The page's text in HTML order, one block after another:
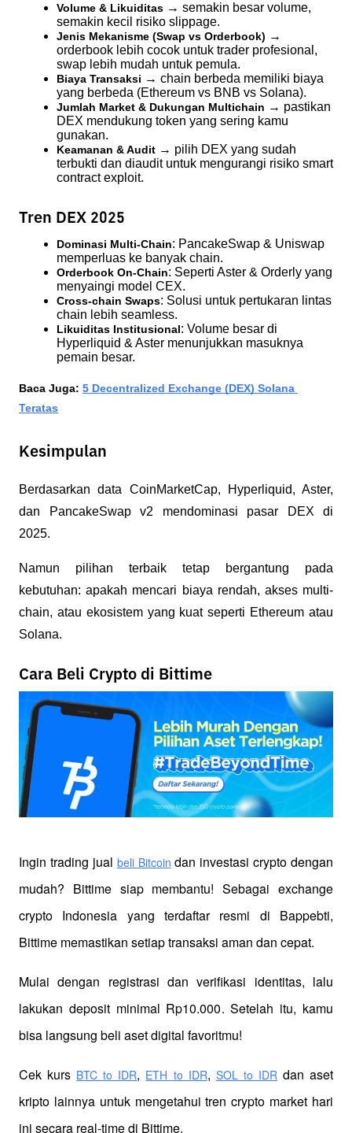
Volume & Likuiditas → semakin besar volume,
semakin kecil risiko slippage.
Jenis Mekanisme (Swap vs Orderbook) →
orderbook lebih cocok untuk trader profesional,
swap lebih mudah untuk pemula.
Biaya Transaksi → chain berbeda memiliki biaya
yang berbeda (Ethereum vs BNB vs Solana).
Jumlah Market & Dukungan Multichain → pastikan
DEX mendukung token yang sering kamu
gunakan.
Keamanan & Audit → pilih DEX yang sudah
terbukti dan diaudit untuk mengurangi risiko smart
contract exploit.
Tren DEX 2025
Dominasi Multi-Chain: PancakeSwap & Uniswap
memperluas ke banyak chain.
Orderbook On-Chain: Seperti Aster & Orderly yang
menyaingi model CEX.
Cross-chain Swaps: Solusi untuk pertukaran lintas
chain lebih seamless.
Likuiditas Institusional: Volume besar di
Hyperliquid & Aster menunjukkan masuknya
pemain besar.
Baca Juga: 5 Decentralized Exchange (DEX) Solana
Teratas
Kesimpulan
Berdasarkan data CoinMarketCap, Hyperliquid, Aster,
dan PancakeSwap v2 mendominasi pasar DEX di
2025.
Namun pilihan terbaik tetap bergantung pada
kebutuhan: apakah mencari biaya rendah, akses multi-
chain, atau ekosistem yang kuat seperti Ethereum atau
Solana.
Cara Beli Crypto di Bittime
Ingin trading jual beli Bitcoin dan investasi crypto dengan
mudah? Bittime siap membantu! Sebagai exchange
crypto Indonesia yang terdaftar resmi di Bappebti,
Bittime memastikan setiap transaksi aman dan cepat.
Mulai dengan registrasi dan verifikasi identitas, lalu
lakukan deposit minimal Rp10.000. Setelah itu, kamu
bisa langsung beli aset digital favoritmu!
Cek kurs BTC to IDR, ETH to IDR, SOL to IDR dan aset
kripto lainnya untuk mengetahui tren crypto market hari
ini secara real-time di Bittime.